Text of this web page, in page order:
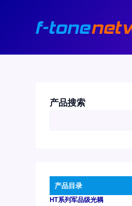
产品搜索
产品目录
HT系列军品级光耦